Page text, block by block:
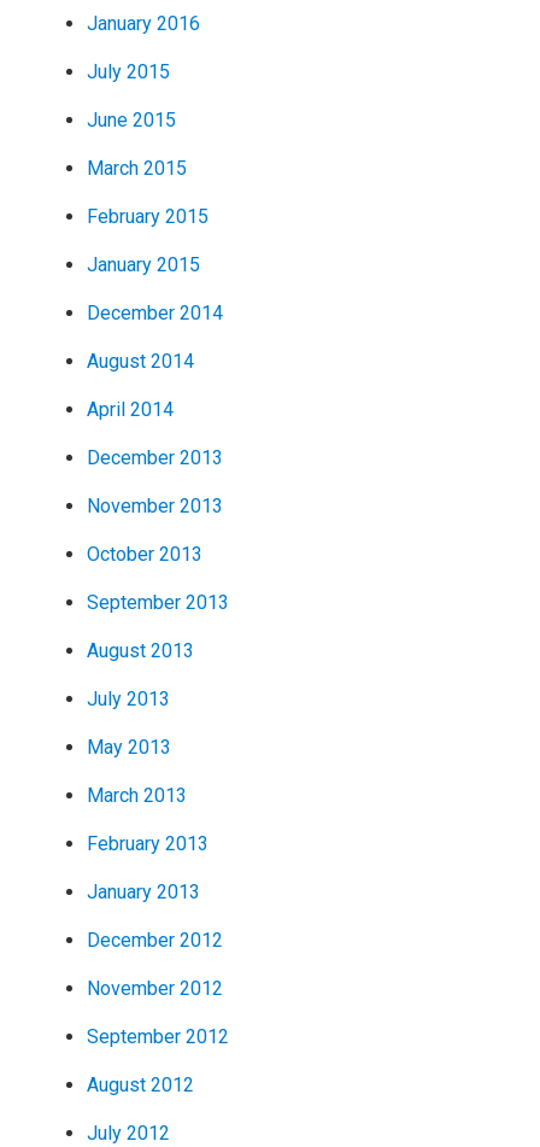
January 2016
July 2015
June 2015
March 2015
February 2015
January 2015
December 2014
August 2014
April 2014
December 2013
November 2013
October 2013
September 2013
August 2013
July 2013
May 2013
March 2013
February 2013
January 2013
December 2012
November 2012
September 2012
August 2012
July 2012